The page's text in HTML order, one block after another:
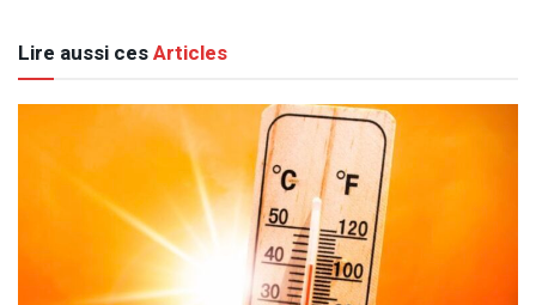
Lire aussi cesArticles